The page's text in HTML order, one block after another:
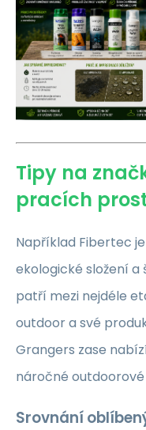
Tipy na
pracích
Například Fibertec
ekologické složení
patří mezi nejdéle
outdoor a své
Grangers zase
náročné outdoorové
Srovnání